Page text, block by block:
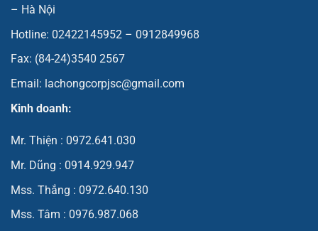
– Hà Nội
Hotline: 02422145952 – 0912849968
Fax: (84-24)3540 2567
Email: lachongcorpjsc@gmail.com
Kinh doanh:
Mr. Thiện : 0972.641.030
Mr. Dũng : 0914.929.947
Mss. Thắng : 0972.640.130
Mss. Tâm : 0976.987.068